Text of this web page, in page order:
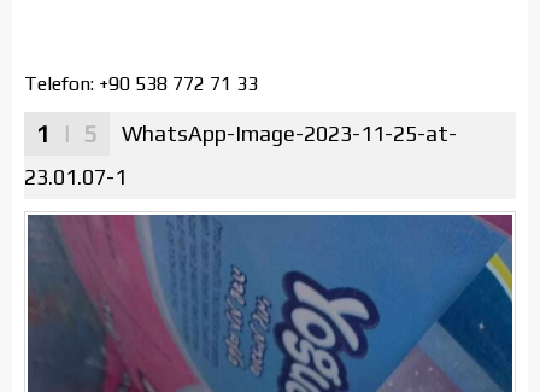
Telefon: +90 538 772 71 33
1 | 5
WhatsApp-Image-2023-11-25-at-
23.01.07-1